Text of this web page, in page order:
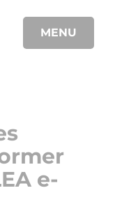
MENU
e-